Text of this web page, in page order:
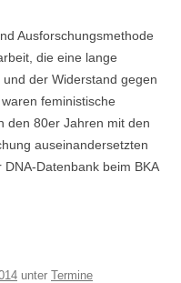
Ausforschungsmethode
die eine lange
der Widerstand gegen
feministische
den 80er Jahren mit den
auseinandersetzten
Datenbank beim BKA
unter Termine